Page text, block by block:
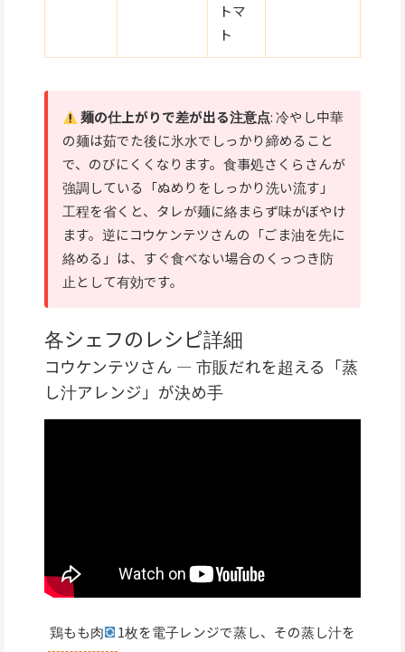
トマ
ト
麺の仕上がりで差が出る注意点: 冷やし中華
の麺は茹でた後に氷水でしっかり締めること
で、のびにくくなります。食事処さくらさんが
強調している「ぬめりをしっかり洗い流す」
工程を省くと、タレが麺に絡まらず味がぼやけ
ます。逆にコウケンテツさんの「ごま油を先に
絡める」は、すぐ食べない場合のくっつき防
止として有効です。
各シェフのレシピ詳細
コウケンテツさん — 市販だれを超える「蒸
し汁アレンジ」が決め手
鶏もも肉
1枚を電子レンジで蒸し、その蒸し汁を